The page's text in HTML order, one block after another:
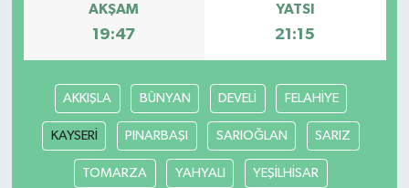
AKŞAM
19:47
YATSI
21:15
AKKIŞLA BÜNYAN DEVELİ FELAHİYE
KAYSERİ PINARBAŞI SARIOĞLAN SARIZ
TOMARZA YAHYALI YEŞİLHİSAR